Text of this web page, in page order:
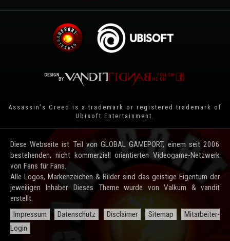
Assassin's Creed is a trademark or registered trademark of
Ubisoft Entertainment .
Diese Webseite ist Teil von GLOBAL GAMEPORT, einem seit 2006
bestehenden, nicht kommerziell orientierten Videogame-Netzwerk
von Fans für Fans.
Alle Logos, Markenzeichen & Bilder sind das geistige Eigentum der
jeweiligen Inhaber. Dieses Theme wurde von Valkum & vandit
erstellt.
Impressum
Datenschutz Disclaimer Sitemap
Mitarbeiter-
Login